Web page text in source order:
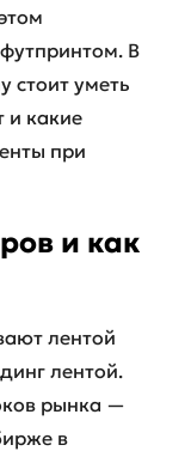
В
стоит уметь
и какие
при
и как
лентой
лентой.
рынка —
в